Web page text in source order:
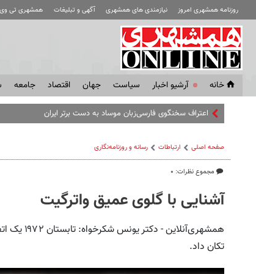
روزنامه همشهری امروز نیازمندی های همشهری آگهی و تبلیغات همشهری تی وی
خانه آرشیو اخبار سياست جهان اقتصاد جامعه
اعتراف سخنگوی فارسی‌زبان موساد به دست برتر ایران
صفحه اصلی ارتباطات رسانه و روزنامه‌نگاری
مجموع نظرات: ۰
آشنایی با گلوی عمیق واترگیت
تکان داد.